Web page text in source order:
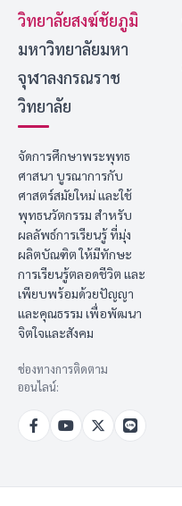
วิทยาลัยสงฆ์ชัยภูมิ
มหาวิทยาลัยมหา
จุฬาลงกรณราช
วิทยาลัย
จัดการศึกษาพระพุทธ
ศาสนา บูรณาการกับ
ศาสตร์สมัยใหม่ และใช้
พุทธนวัตกรรม สำหรับ
ผลลัพธ์การเรียนรู้ ที่มุ่ง
ผลิตบัณฑิต ให้มีทักษะ
การเรียนรู้ตลอดชีวิต และ
เพียบพร้อมด้วยปัญญา
และคุณธรรม เพื่อพัฒนา
จิตใจและสังคม
ช่องทางการติดตาม
ออนไลน์: